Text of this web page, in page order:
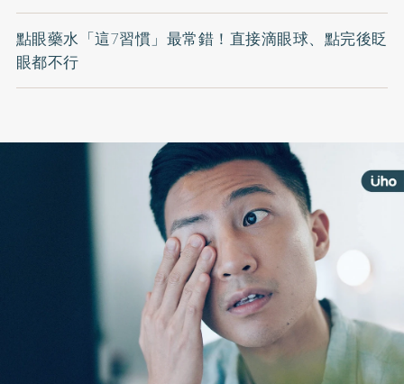
點眼藥水「這7習慣」最常錯！直接滴眼球、點完後眨
眼都不行